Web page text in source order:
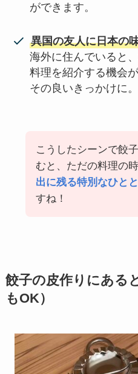
ができます。
異国の友人に日本の
海外に住んでいると
料理を紹介する機会
その良いきっかけに。
こうしたシーンで餃
むと、ただの料理の時
出に残る特別なひと
すね！
餃子の皮作りにある
もOK）